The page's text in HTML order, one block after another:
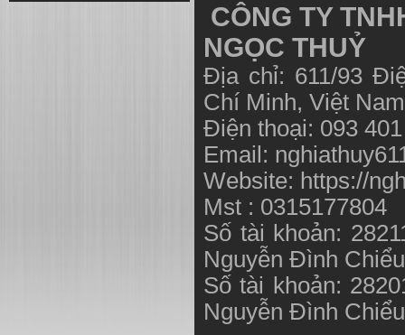
CÔNG TY
NGỌC THUỶ
Địa chỉ: 611/93
Chí Minh, Việt
Điện thoại: 093
Email:
Website: https://
Mst : 0315177804
Số tài khoản:
Nguyễn Đình
Số tài khoản:
Nguyễn Đình